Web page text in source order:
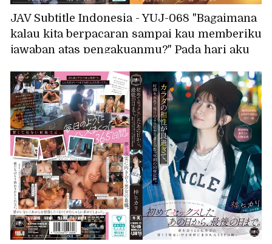
JAV Subtitle Indonesia - YUJ-068 "Bagaimana
kalau kita berpacaran sampai kau memberiku
jawaban atas pengakuanmu?" Pada hari aku
selalu kusukai, seorang teman perempuan
dari universitas menyatakan perasaannya
padaku... Aku begitu terpikat padanya
sehingga aku lupa tentang gadis yang
kusukai, dan kami berhubungan seks
berulang kali. Otonashi Suzu